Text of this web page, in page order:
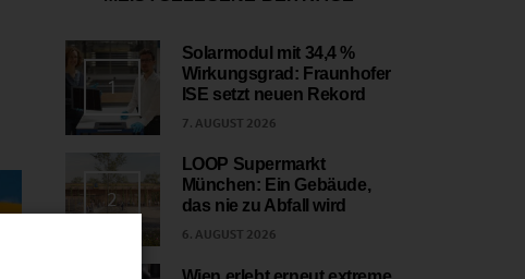
1
Solarmodul mit 34,4 %
Wirkungsgrad: Fraunhofer
ISE setzt neuen Rekord
7. AUGUST 2026
2
LOOP Supermarkt
München: Ein Gebäude,
das nie zu Abfall wird
6. AUGUST 2026